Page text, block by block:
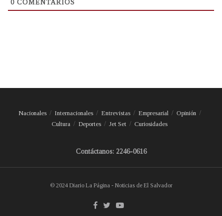
0 COMENTARIOS
Nacionales Internacionales Entrevistas Empresarial
Opinión
Cultura
Deportes Jet Set Curiosidades
Contáctanos: 2246-0616
© 2024 Diario La Página - Noticias de El Salvador